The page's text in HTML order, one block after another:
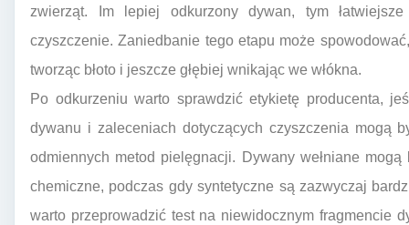
zwierząt. Im lepiej odkurzony dywan, tym
czyszczenie. Zaniedbanie tego etapu może
tworząc błoto i jeszcze głębiej wnikając we włókna.
Po odkurzeniu warto sprawdzić etykietę producenta,
dywanu i zaleceniach dotyczących czyszczenia mogą
odmiennych metod pielęgnacji. Dywany wełniane
chemiczne, podczas gdy syntetyczne są zazwyczaj
warto przeprowadzić test na niewidocznym fragmencie